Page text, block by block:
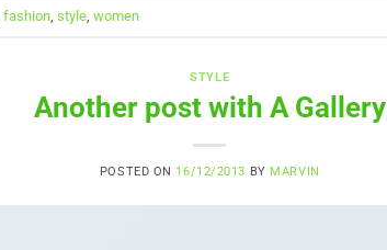
fashion, style, women
STYLE
Another post with A Gallery
POSTED ON 16/12/2013 BY MARVIN